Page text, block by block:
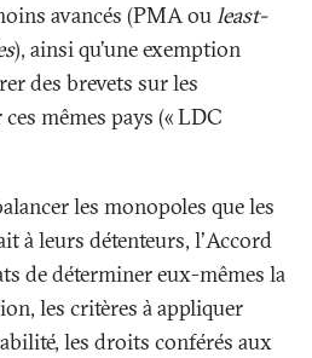
avancés (PMA ouleast-
), ainsi qu’une exemption
des brevets sur les
mêmes pays («LDC
les monopoles que les
à leurs détenteurs, l'Accord
de déterminer eux-mêmes la
les critères à appliquer
les droits conférés aux